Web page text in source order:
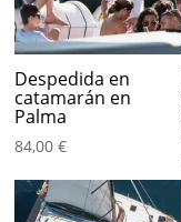
Despedida en
catamarán en
Palma
84,00€